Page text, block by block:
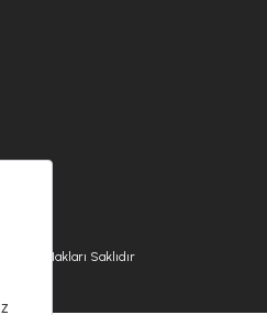
Tüm Hakları Saklıdır